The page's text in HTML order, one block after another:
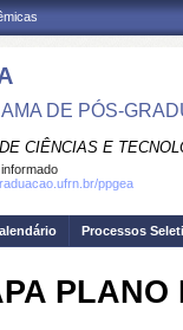
DE PÓS-
CIÊNCIAS E
ppgea
Processos